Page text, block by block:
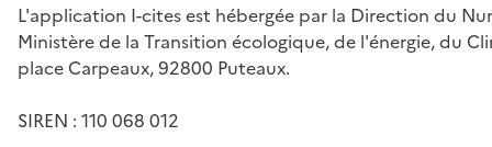
L'application I-cites est hébergée par la Direction du
Ministère de la Transition écologique, de l'énergie, du
place Carpeaux, 92800 Puteaux.
SIREN : 110 068 012